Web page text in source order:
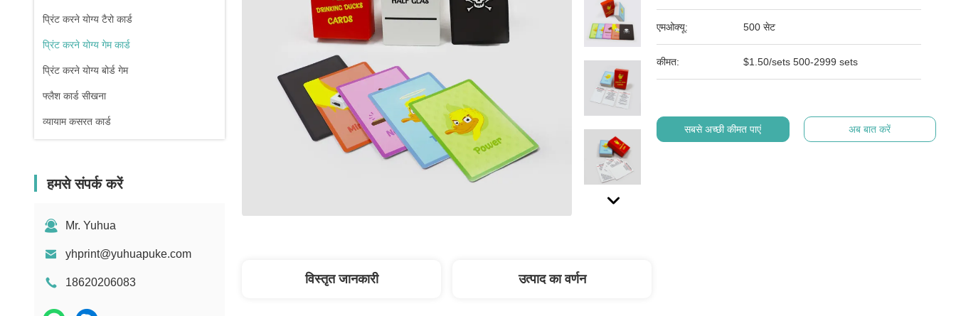
प्रिंट करने योग्य टैरो कार्ड
प्रिंट करने योग्य गेम कार्ड
प्रिंट करने योग्य बोर्ड गेम
फ्लैश कार्ड सीखना
व्यायाम कसरत कार्ड
हमसे संपर्क करें
Mr. Yuhua
yhprint@yuhuapuke.com
18620206083
एमओक्यू: 500 सेट
कीमत: $1.50/sets 500-2999 sets
सबसे अच्छी कीमत पाएं अब बात करें
विस्तृत जानकारी उत्पाद का वर्णन